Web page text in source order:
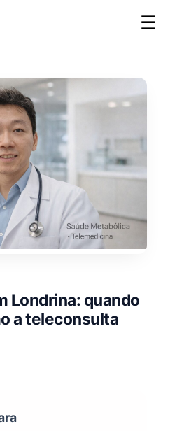
☰
Londrina: quando
a teleconsulta